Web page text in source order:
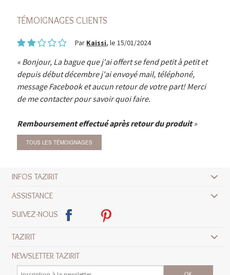
TÉMOIGNAGES CLIENTS
Par Kaissi, le 15/01/2024
Bonjour, La bague que j'ai offert se fend petit à petit et
depuis début décembre j'ai envoyé mail, téléphoné,
message Facebook et aucun retour de votre part! Merci
de me contacter pour savoir quoi faire.
Remboursement effectué après retour du produit
TOUS LES TÉMOIGNAGES
INFOS TAZIRIT
ASSISTANCE
SUIVEZ-NOUS
TAZIRIT
NEWSLETTER TAZIRIT